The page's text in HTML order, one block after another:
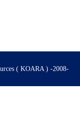
( KOARA ) -2008-